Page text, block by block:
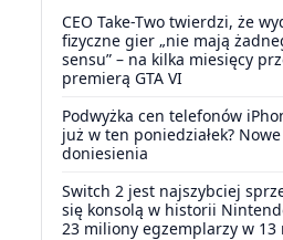
CEO Take-Two twierdzi, że
fizyczne gier „nie mają
sensu” – na kilka miesięcy
premierą GTA VI
Podwyżka cen telefonów
już w ten poniedziałek? Nowe
doniesienia
Switch 2 jest najszybciej
się konsolą w historii
23 miliony egzemplarzy w 13